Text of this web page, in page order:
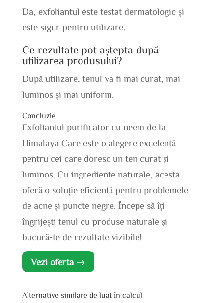
Da, exfoliantul este testat dermatologic și
este sigur pentru utilizare.
Ce rezultate pot aștepta după
utilizarea produsului?
După utilizare, tenul va fi mai curat, mai
luminos și mai uniform.
Concluzie
Exfoliantul purificator cu neem de la
Himalaya Care este o alegere excelentă
pentru cei care doresc un ten curat și
luminos. Cu ingrediente naturale, acesta
oferă o soluție eficientă pentru problemele
de acne și puncte negre. Începe să îți
îngrijești tenul cu produse naturale și
bucură-te de rezultate vizibile!
Vezi oferta →
Alternative similare de luat în calcul